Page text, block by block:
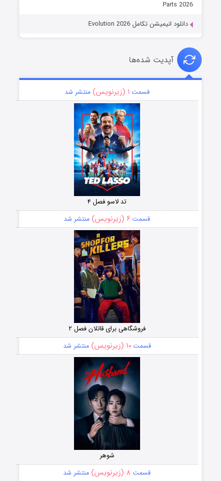
Parts 2026
دانلود انیمیشن تکامل Evolution 2026
آپدیت شده‌ها
قسمت ۱ (زیرنویس) منتشر شد
تد لاسو فصل ۴
قسمت ۶ (زیرنویس) منتشر شد
فروشگاهی برای قاتلان فصل ۲
قسمت۱۰ (زیرنویس) منتشر شد
شوهر
قسمت ۸ (زیرنویس) منتشر شد